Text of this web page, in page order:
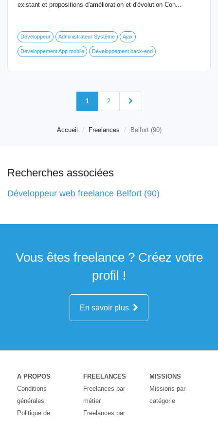
existant et propositions d'amélioration et d'évolution Con...
Développeur Administrateur Système Ajax
Développement App mobile Développement back-end
1 2
Accueil Freelances Belfort (90)
Recherches associées
Développeur web freelance Belfort (90)
Vous êtes freelance ? Créez votre
profil !
En savoir plus
A PROPOS
Conditions
générales
Politique de
FREELANCES
Freelances par
métier
Freelances par
MISSIONS
Missions par
catégorie